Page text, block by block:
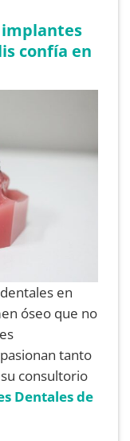
implantes
confía en
en
óseo que no
tanto
consultorio
Dentales de